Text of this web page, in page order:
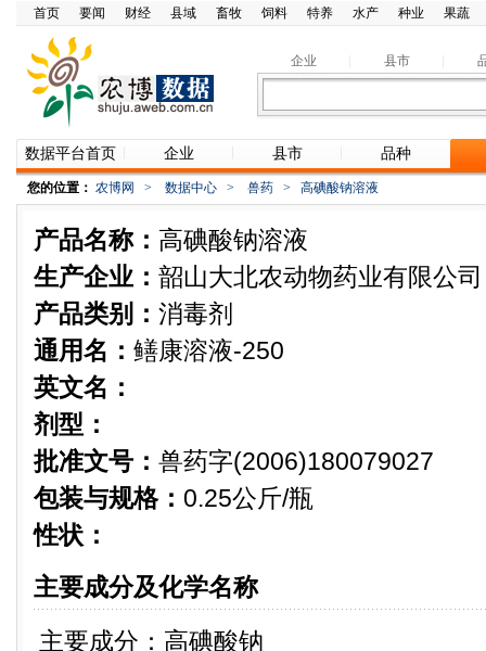
首页 要闻 财经 县域 畜牧 饲料 特养 水产 种业 果蔬
企业 县市
数据平台首页 企业 县市 品种
您的位置： 农博网 > 数据中心 > 兽药 > 高碘酸钠溶液
产品名称： 高碘酸钠溶液
生产企业： 韶山大北农动物药业有限公司
产品类别： 消毒剂
通用名： 鳝康溶液-250
英文名：
剂型：
批准文号： 兽药字(2006)180079027
包装与规格： 0.25公斤/瓶
性状：
主要成分及化学名称
主要成分：高碘酸钠